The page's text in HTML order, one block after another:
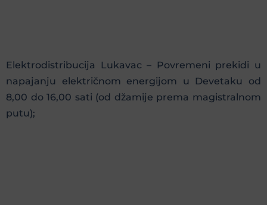
Elektrodistribucija Lukavac – Povremeni prekidi u
napajanju električnom energijom u Devetaku od
8,00 do 16,00 sati (od džamije prema magistralnom
putu);